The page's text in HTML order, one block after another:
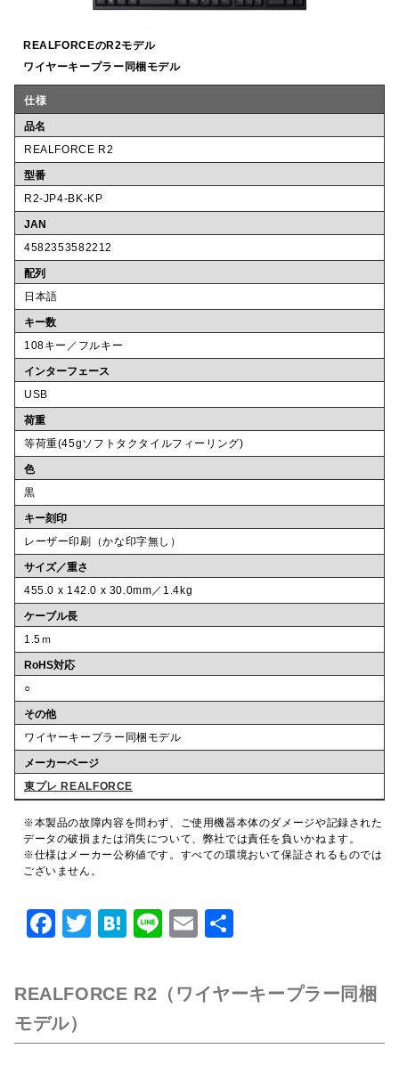
REALFORCEのR2モデル
ワイヤーキープラー同梱モデル
仕様
品名
REALFORCE R2
型番
R2-JP4-BK-KP
JAN
4582353582212
配列
日本語
キー数
108キー／フルキー
インターフェース
USB
荷重
等荷重(45gソフトタクタイルフィーリング)
色
黒
キー刻印
レーザー印刷（かな印字無し）
サイズ／重さ
455.0 x 142.0 x 30.0mm／1.4kg
ケーブル長
1.5ｍ
RoHS対応
○
その他
ワイヤーキープラー同梱モデル
メーカーページ
東プレ REALFORCE
※本製品の故障内容を問わず、ご使用機器本体のダメージや記録された
データの破損または消失について、弊社では責任を負いかねます。
※仕様はメーカー公称値です。すべての環境おいて保証されるものでは
ございません。
F
c
e
b
T
it
te
r
H
e
n
a
Li
e
E
ai
l
REALFORCE R2（ワイヤーキープラー同梱
モデル）